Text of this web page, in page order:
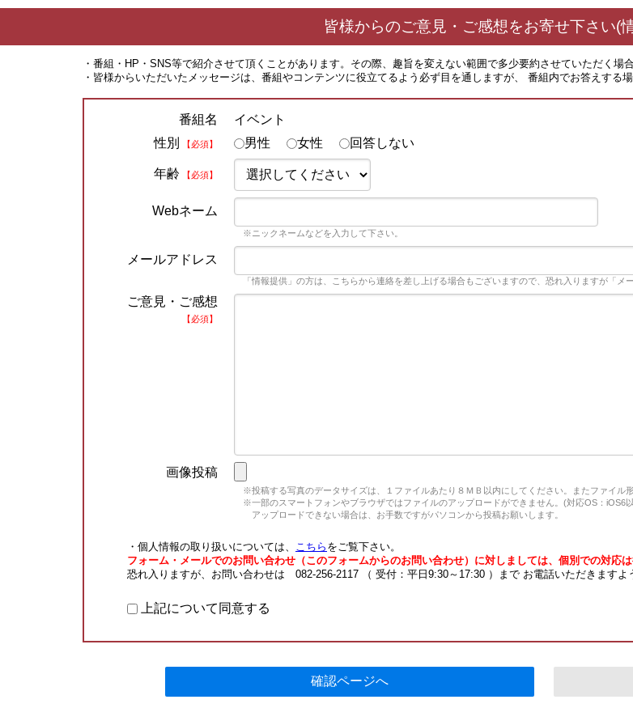
皆様からのご意見・ご感想をお寄せ下さい(
・番組・HP・SNS等で紹介させて頂くことがあります。その際、趣旨を変えない範囲で多少要約させていただく場
・皆様からいただいたメッセージは、番組やコンテンツに役立てるよう必ず目を通しますが、 番組内でお答えする
番組名
イベント
性別
【必須】 男性 女性 回答しない
年齢 【必須】
Webネーム
※ニックネームなどを入力して下さい。
メールアドレス
「情報提供」の方は、こちらから連絡を差し上げる場合もございますので、恐れ入りますが「メ
ご意見・ご感想
【必須】
画像投稿
※投稿する写真のデータサイズは、１ファイルあたり８ＭＢ以内にしてください。またファイル
※一部のスマートフォンやブラウザではファイルのアップロードができません。(対応OS：iOS6
アップロードできない場合は、お手数ですがパソコンから投稿お願いします。
・個人情報の取り扱いについては、 こちら をご覧下さい。
フォーム・メールでのお問い合わせ（このフォームからのお問い合わせ）に対しましては、個別での対応は
恐れ入りますが、お問い合わせは 082-256-2117 （ 受付：平日9:30～17:30 ）まで お電話いただきますよ
上記について同意する
確認ページへ